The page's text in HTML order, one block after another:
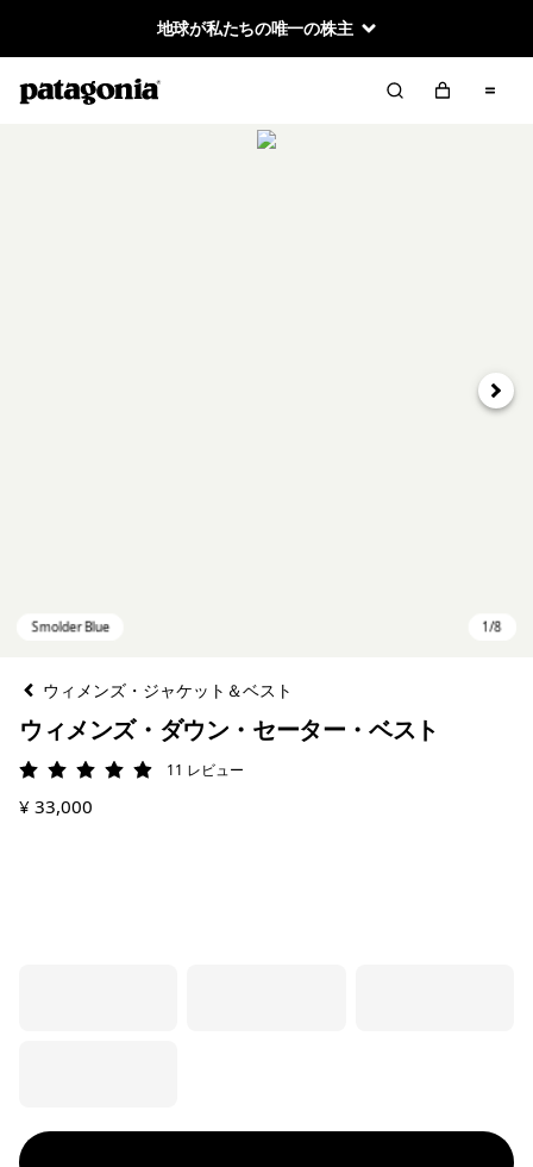
地球が私たちの唯一の株主
次へ
ウィメンズ・ジャケット＆ベスト
ウィメンズ・ダウン・セーター・ベスト
評価: 4.9 / 5
11 レビュー
¥ 33,000